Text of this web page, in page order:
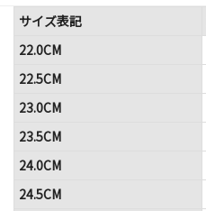
サイズ表記
22.0CM
22.5CM
23.0CM
23.5CM
24.0CM
24.5CM